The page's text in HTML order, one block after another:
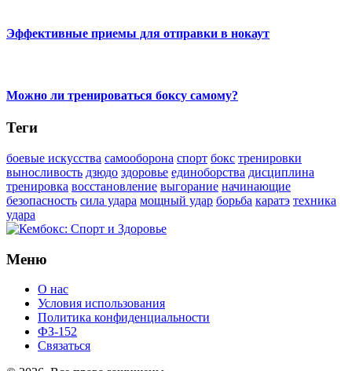
Эффективные приемы для отправки в нокаут
Можно ли тренироваться боксу самому?
Теги
боевые искусства самооборона спорт бокс тренировки
выносливость дзюдо здоровье единоборства дисциплина
тренировка восстановление выгорание начинающие
безопасность сила удара мощный удар борьба каратэ техника
удара
Меню
О нас
Условия использования
Политика конфиденциальности
ФЗ-152
Связаться